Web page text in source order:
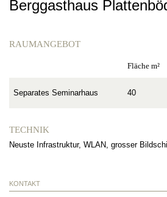
Berggasthaus
RAUMANGEBOT
Fläche m²
Separates Seminarhaus 40
TECHNIK
Neuste Infrastruktur, WLAN, grosser
KONTAKT